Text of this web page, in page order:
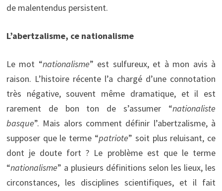
de malentendus persistent.
L’abertzalisme, ce nationalisme
Le mot “nationalisme” est sulfureux, et à mon avis à
raison. L’histoire récente l’a chargé d’une connotation
très négative, souvent même dramatique, et il est
rarement de bon ton de s’assumer “nationaliste
basque”. Mais alors comment définir l’abertzalisme, à
supposer que le terme “patriote” soit plus reluisant, ce
dont je doute fort ? Le problème est que le terme
“nationalisme” a plusieurs définitions selon les lieux, les
circonstances, les disciplines scientifiques, et il fait